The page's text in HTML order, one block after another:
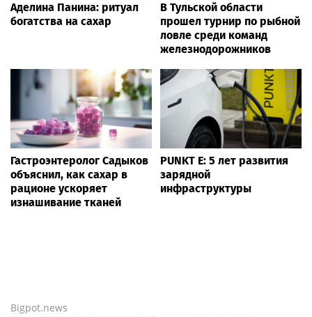
Аделина Панина: ритуал
богатства на сахар
В Тульской области
прошел турнир по рыбной
ловле среди команд
железнодорожников
Гастроэнтеролог Садыков
объяснил, как сахар в
рационе ускоряет
изнашивание тканей
PUNKT E: 5 лет развития
зарядной
инфраструктуры
Bigpot.news